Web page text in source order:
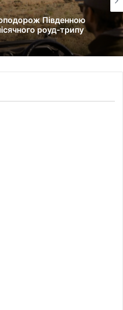
Південною
роуд-трипу